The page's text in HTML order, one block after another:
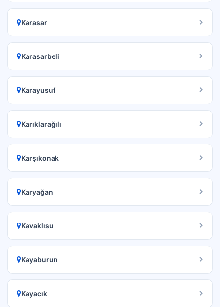
Karasar
Karasarbeli
Karayusuf
Karıklarağılı
Karşıkonak
Karyağan
Kavaklısu
Kayaburun
Kayacık